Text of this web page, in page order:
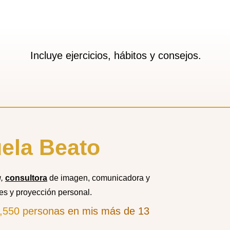
Incluye ejercicios, hábitos y consejos.
Beato
consultora de imagen, comunicadora y
y proyección personal.
personas en mis más de 13